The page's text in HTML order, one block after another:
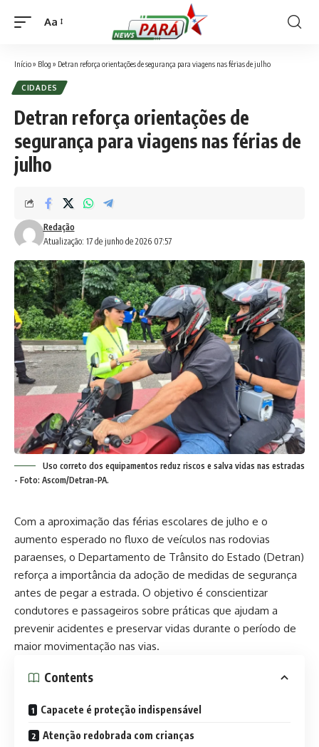
Font
Aa
Início» Blog » Detran reforça orientações de segurança para viagens nas férias de julho
CIDADES
Detran reforça orientações de
segurança para viagens nas férias de
julho
Atualização: 17 de junho de 2026 07:57
Redação
Uso correto dos equipamentos reduz riscos e salva vidas nas estradas
- Foto: Ascom/Detran-PA.
Com a aproximação das férias escolares de julho e o
aumento esperado no fluxo de veículos nas rodovias
paraenses, o Departamento de Trânsito do Estado (Detran)
reforça a importância da adoção de medidas de segurança
antes de pegar a estrada. O objetivo é conscientizar
condutores e passageiros sobre práticas que ajudam a
prevenir acidentes e preservar vidas durante o período de
maior movimentação nas vias.
Contents
Capacete é proteção indispensável
Atenção redobrada com crianças